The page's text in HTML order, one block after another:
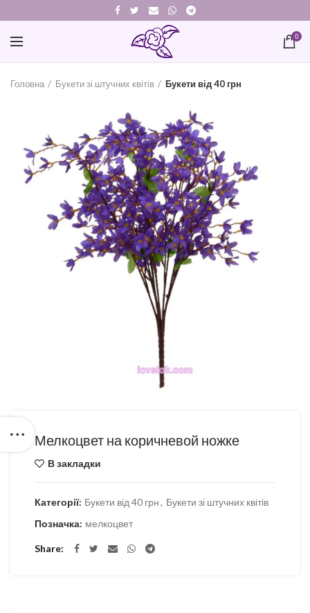
0
Головна Букети зі штучних квітів Букети від 40 грн
Мелкоцвет на коричневой ножке
В закладки
Категорії: Букети від 40 грн, Букети зі штучних квітів
Позначка: мелкоцвет
Share